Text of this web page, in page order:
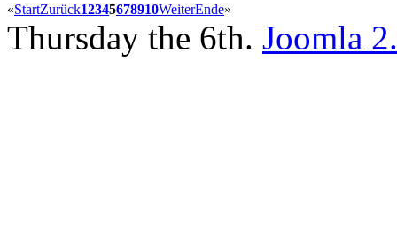
«StartZurück12345678910WeiterEnde»
Thursday the 6th. Joomla